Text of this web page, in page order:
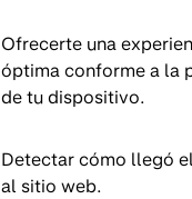
Ofrecerte una
óptima conforme a la
de tu dispositivo.
Detectar cómo llegó
al sitio web.